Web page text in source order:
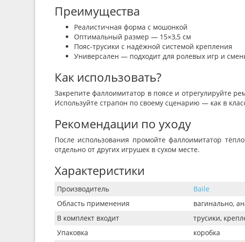
Преимущества
Реалистичная форма с мошонкой
Оптимальный размер — 15×3,5 см
Пояс-трусики с надёжной системой крепления
Универсален — подходит для ролевых игр и
Как использовать?
Закрепите фаллоимитатор в поясе и отрегулируйте
Используйте страпон по своему сценарию — как в
Рекомендации по уходу
После использования промойте фаллоимитатор
отдельно от других игрушек в сухом месте.
Характеристики
Производитель
Baile
Область применения
вагинально,
В комплект входит
трусики,
Упаковка
коробка